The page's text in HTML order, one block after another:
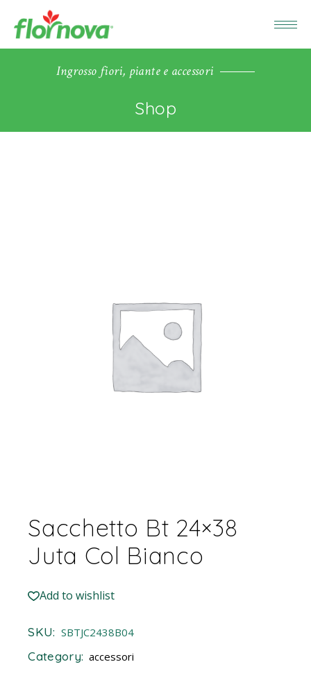
Ingrosso fiori, piante e accessori
Shop
Sacchetto Bt 24×38
Juta Col Bianco
Add to wishlist
SKU: SBTJC2438B04
Category: accessori